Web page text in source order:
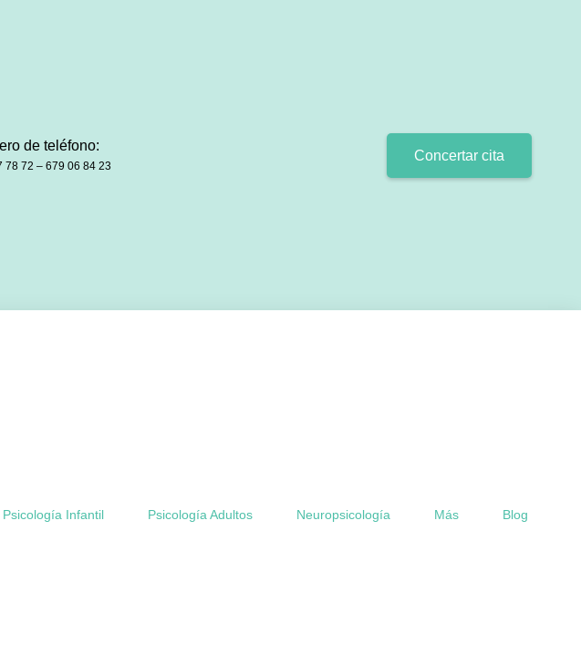
de teléfono:
78 72 – 679 06 84 23
Concertar cita
Psicología Infantil Psicología Adultos Neuropsicología Más Blog